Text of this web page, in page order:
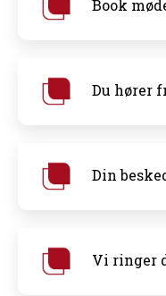
Book
Du hører
Din
Vi ringer